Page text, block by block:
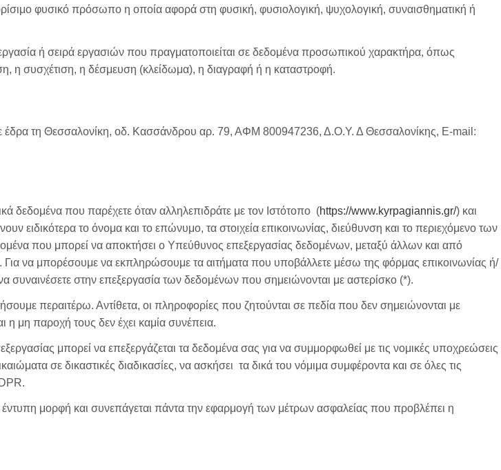
φυσικό πρόσωπο η οποία αφορά στη φυσική, φυσιολογική, ψυχολογική, συναισθηματική ή
ή σειρά εργασιών που πραγματοποιείται σε δεδομένα προσωπικού χαρακτήρα, όπως
η συσχέτιση, η δέσμευση (κλείδωμα), η διαγραφή ή η καταστροφή.
τη Θεσσαλονίκη, οδ. Κασσάνδρου αρ. 79, ΑΦΜ 800947236, Δ.Ο.Υ. Δ Θεσσαλονίκης, Ε-mail:
δεδομένα που παρέχετε όταν αλληλεπιδράτε με τον Ιστότοπο (https://www.kyrpagiannis.gr/) και
ειδικότερα το όνομα και το επώνυμο, τα στοιχεία επικοινωνίας, διεύθυνση και το περιεχόμενο των
που μπορεί να αποκτήσει ο Υπεύθυνος επεξεργασίας δεδομένων, μεταξύ άλλων και από
Για να μπορέσουμε να εκπληρώσουμε τα αιτήματα που υποβάλλετε μέσω της φόρμας επικοινωνίας ή/
συναινέσετε στην επεξεργασία των δεδομένων που σημειώνονται με αστερίσκο (*).
περαιτέρω. Αντίθετα, οι πληροφορίες που ζητούνται σε πεδία που δεν σημειώνονται με
η μη παροχή τους δεν έχει καμία συνέπεια.
μπορεί να επεξεργάζεται τα δεδομένα σας για να συμμορφωθεί με τις νομικές υποχρεώσεις
σε δικαστικές διαδικασίες, να ασκήσει τα δικά του νόμιμα συμφέροντα και σε όλες τις
μορφή και συνεπάγεται πάντα την εφαρμογή των μέτρων ασφαλείας που προβλέπει η